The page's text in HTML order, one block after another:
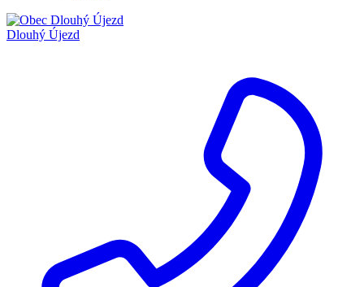
Dlouhý Újezd